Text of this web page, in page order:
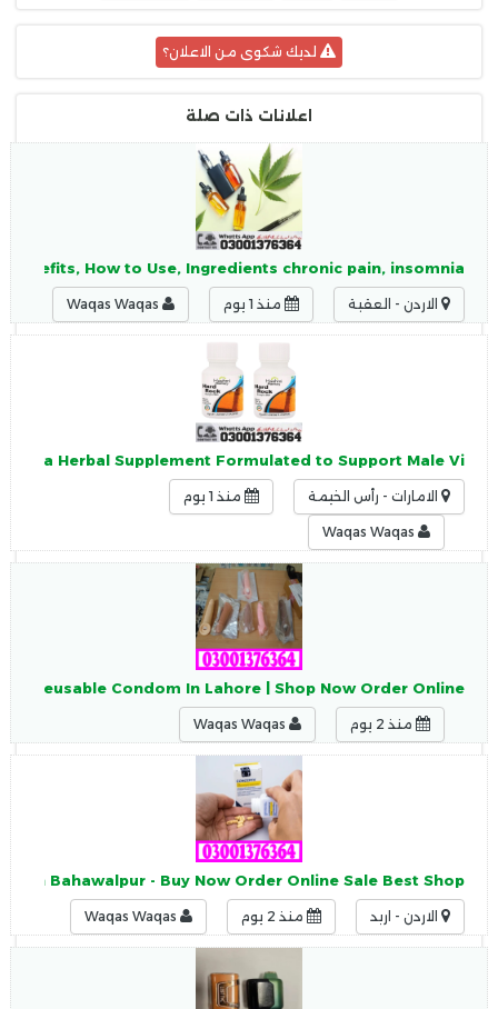
لديك شكوى من الاعلان؟
اعلانات ذات صلة
Benefits, How to Use, Ingredients chronic pain, insomnia
الاردن - العقبة منذ 1 يوم
Are a Herbal Supplement Formulated to Support Male Vi
الامارات - رأس الخيمة منذ 1 يوم
Reusable Condom In Lahore | Shop Now Order Online
منذ 2 يوم
In Bahawalpur - Buy Now Order Online Sale Best Shop
الاردن - اربد منذ 2 يوم